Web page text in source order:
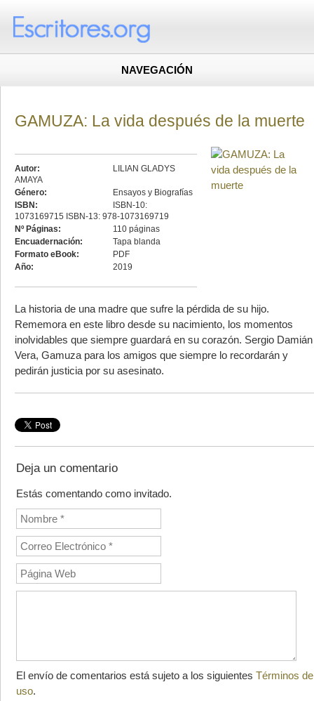
NAVEGACIÓN
GAMUZA: La vida después de la muerte
Autor:
LILIAN GLADYS
AMAYA
Género:
Ensayos y Biografías
ISBN:
ISBN-10:
1073169715 ISBN-13: 978-1073169719
Nº Páginas:
110 páginas
Encuadernación:
Tapa blanda
Formato eBook:
PDF
Año:
2019
La historia de una madre que sufre la pérdida de su hijo.
Rememora en este libro desde su nacimiento, los momentos
inolvidables que siempre guardará en su corazón. Sergio Damián
Vera, Gamuza para los amigos que siempre lo recordarán y
pedirán justicia por su asesinato.
Deja un comentario
Estás comentando como invitado.
El envío de comentarios está sujeto a los siguientes Términos de
uso.